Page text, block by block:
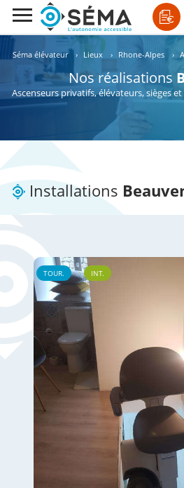
Séma élévateur › Lieux › Rhone-Alpes ›
Nos réalisations
Ascenseurs privatifs, élévateurs, sièges
Installations
TOUR. INT.